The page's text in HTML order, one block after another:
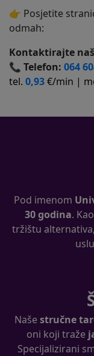
👉 Posjetite
odmah:
Kontaktirajte
📞 Telefon: 064
tel. 0,93€/min |
Pod imenom
30 godina. Kao
tržištu
Našestručne
oni koji traže
Specijalizirani